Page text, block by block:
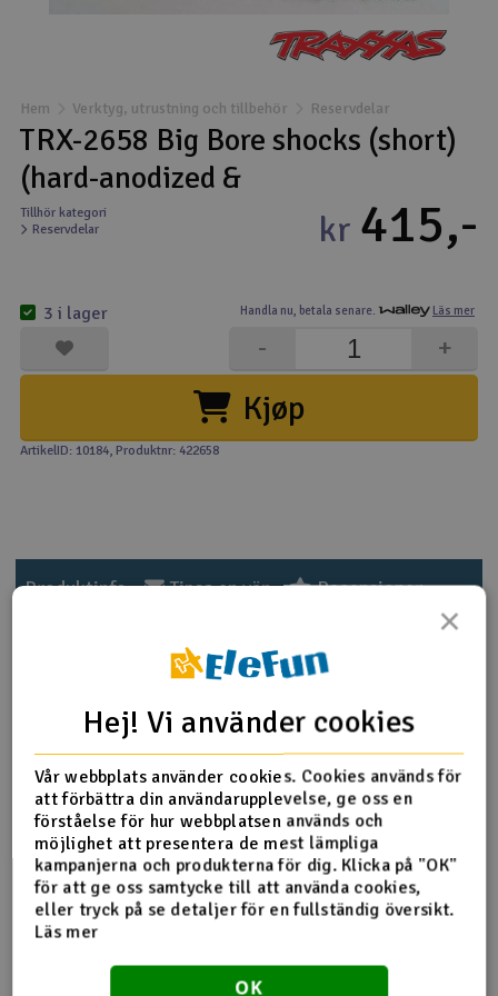
Drönare
Drönare för FPV
Flygplan
Kamerautrustning
Modellbygg- och byggsatser
Modelljärnväg
Scooter & elfordon
Smarthem, lek och hobby
Solenergi
Verktyg, utrustning och tillbehör
Presentkort
Hem Verktyg, utrustning och tillbehör Reservdelar
TRX-2658 Big Bore shocks (short)
(hard-anodized &
Tillhör kategori
Reservdelar
Handla nu, betala senare. Läs mer
kr 415,-
Kjøp
+
-
3 i lager
ArtikelID: 10184, Produktnr: 422658
Produktinfo Tipsa en vän Recensioner
Produktinformation
2658 Big Bore shocks (short) (hard-anodized & Teflon-
coated T6 aluminum) (assembled with TiN shafts w/
springs)(f/r)(2) (Note: Assembled with 32mm shafts, 29mm
shafts included)
Fler detaljer
förknippad med
×
Hej! Vi använder cookies
Vår webbplats använder cookies. Cookies används för
att förbättra din användarupplevelse, ge oss en
förståelse för hur webbplatsen används och
möjlighet att presentera de mest lämpliga
kampanjerna och produkterna för dig. Klicka på "OK"
för att ge oss samtycke till att använda cookies,
eller tryck på se detaljer för en fullständig översikt.
Läs mer
OK